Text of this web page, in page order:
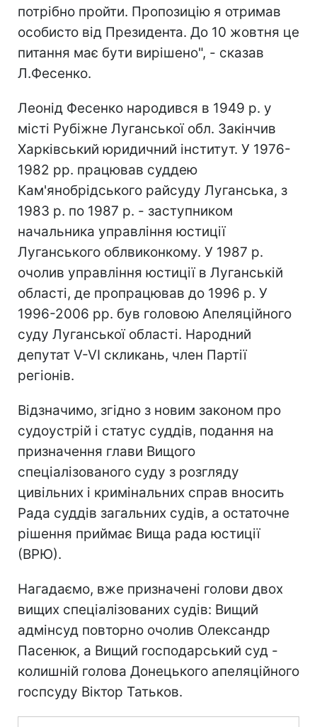
потрібно пройти. Пропозицію я отримав
особисто від Президента. До 10 жовтня це
питання має бути вирішено", - сказав
Л.Фесенко.
Леонід Фесенко народився в 1949 р. у
місті Рубіжне Луганської обл. Закінчив
Харківський юридичний інститут. У 1976-
1982 рр. працював суддею
Кам'янобрідського райсуду Луганська, з
1983 р. по 1987 р. - заступником
начальника управління юстиції
Луганського облвиконкому. У 1987 р.
очолив управління юстиції в Луганській
області, де пропрацював до 1996 р. У
1996-2006 рр. був головою Апеляційного
суду Луганської області. Народний
депутат V-VI скликань, член Партії
регіонів.
Відзначимо, згідно з новим законом про
судоустрій і статус суддів, подання на
призначення глави Вищого
спеціалізованого суду з розгляду
цивільних і кримінальних справ вносить
Рада суддів загальних судів, а остаточне
рішення приймає Вища рада юстиції
(ВРЮ).
Нагадаємо, вже призначені голови двох
вищих спеціалізованих судів: Вищий
адмінсуд повторно очолив Олександр
Пасенюк, а Вищий господарський суд -
колишній голова Донецького апеляційного
госпсуду Віктор Татьков.